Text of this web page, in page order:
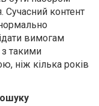
Сучасний контент
вимогам
такими
ніж кілька років